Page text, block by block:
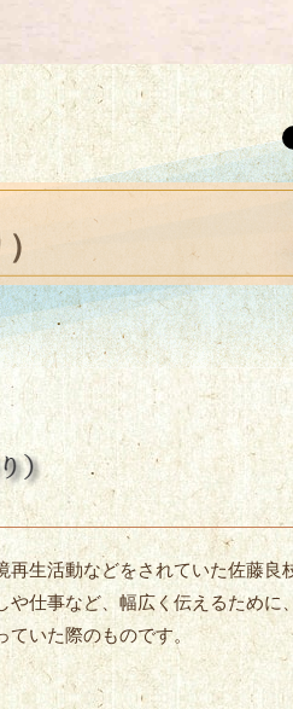
再生活動などをされていた佐藤良
や仕事など、幅広く伝えるために
ていた際のものです。